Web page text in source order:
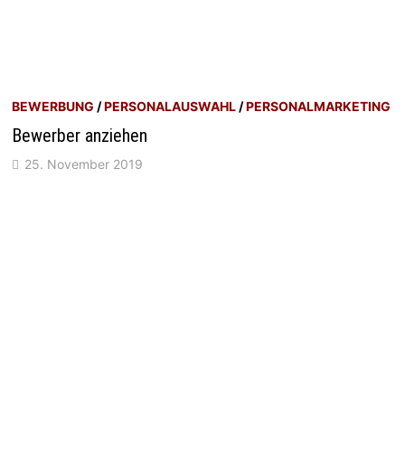
BEWERBUNG /PERSONALAUSWAHL /PERSONALMARKETING
Bewerber anziehen
25. November 2019